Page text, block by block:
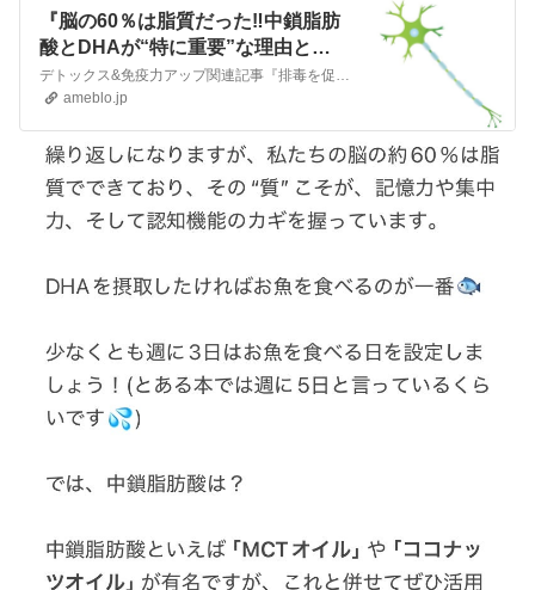
『脳の60％は脂質だった‼️中鎖脂肪
酸とDHAが“特に重要”な理由と
は？』
ameblo.jp